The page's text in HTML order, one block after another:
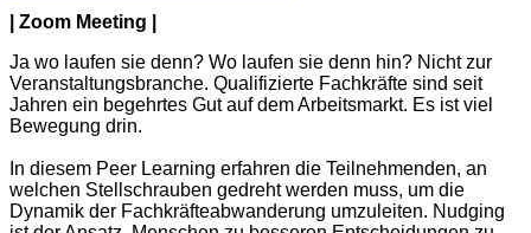
| Zoom Meeting |
Ja wo laufen sie denn? Wo laufen sie denn hin? Nicht zur
Veranstaltungsbranche. Qualifizierte Fachkräfte sind seit
Jahren ein begehrtes Gut auf dem Arbeitsmarkt. Es ist viel
Bewegung drin.
In diesem Peer Learning erfahren die Teilnehmenden, an
welchen Stellschrauben gedreht werden muss, um die
Dynamik der Fachkräfteabwanderung umzuleiten. Nudging